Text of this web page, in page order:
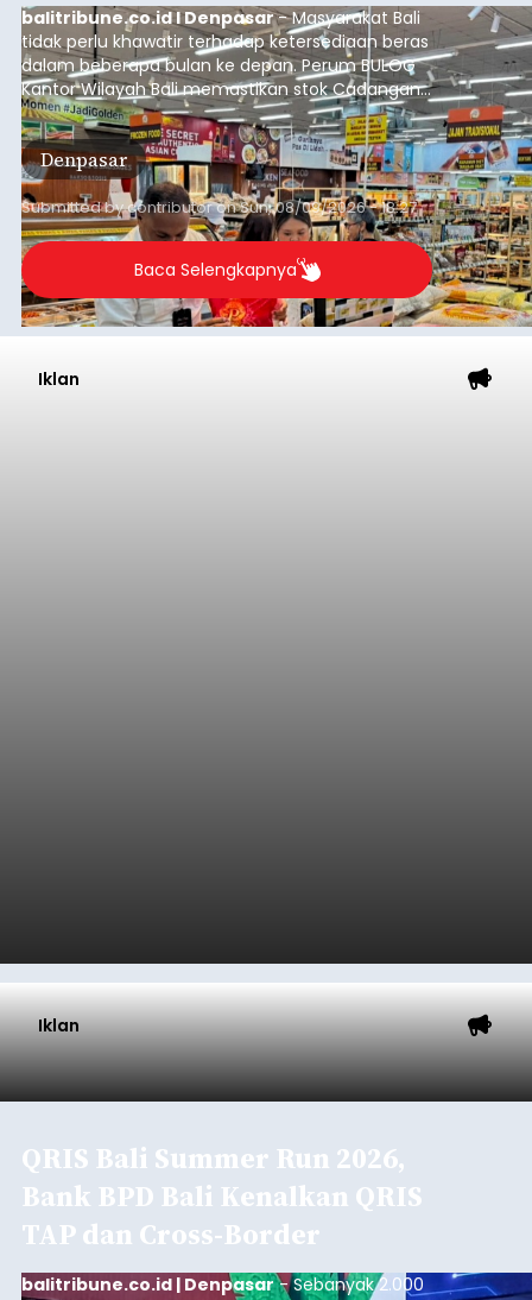
balitribune.co.id I Denpasar- Masyarakat Bali
tidak perlu khawatir terhadap ketersediaan beras
dalam beberapa bulan ke depan. Perum BULOG
Kantor Wilayah Bali memastikan stok Cadangan
Beras Pemerintah (CBP) masih dalam kondisi
aman, bahkan diproyeksikan mampu memenuhi
kebutuhan masyarakat hingga sekitar 10 bulan.
Denpasar
Submitted bycontributoronSun, 08/09/2026 - 18:27
Baca Selengkapnya
Iklan
Iklan
QRIS Bali Summer Run 2026,
Bank BPD Bali Kenalkan QRIS
TAP dan Cross-Border
balitribune.co.id | Denpasar- Sebanyak 2.000